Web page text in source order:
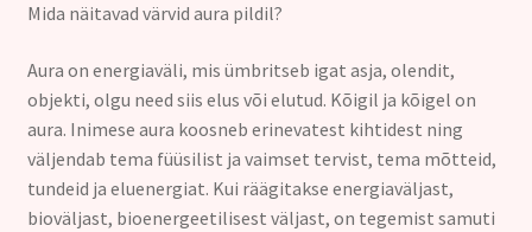
Mida näitavad värvid aura pildil?
Aura on energiaväli, mis ümbritseb igat asja, olendit,
objekti, olgu need siis elus või elutud. Kõigil ja kõigel on
aura. Inimese aura koosneb erinevatest kihtidest ning
väljendab tema füüsilist ja vaimset tervist, tema mõtteid,
tundeid ja eluenergiat. Kui räägitakse energiaväljast,
bioväljast, bioenergeetilisest väljast, on tegemist samuti